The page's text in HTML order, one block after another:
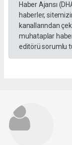
Haber Ajansı
haberler,
kanallarından
muhataplar
editörü sorumlu